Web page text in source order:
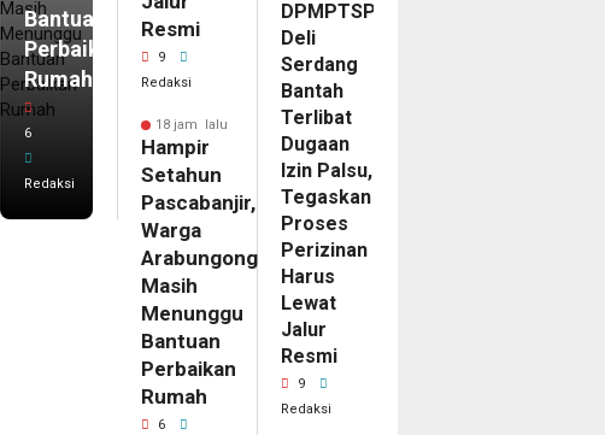
Bantuan
Perbaikan
Rumah
6
Redaksi
Resmi
9
Redaksi
18 jam lalu
Hampir
Setahun
Pascabanjir,
Warga
Arabungong
Masih
Menunggu
Bantuan
Perbaikan
Rumah
6
DPMPTSP
Deli
Serdang
Bantah
Terlibat
Dugaan
Izin Palsu,
Tegaskan
Proses
Perizinan
Harus
Lewat
Jalur
Resmi
9
Redaksi